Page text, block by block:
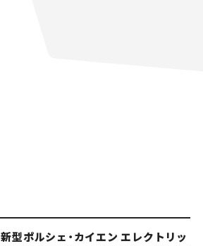
新型ポルシェ・カイエン エレクトリッ